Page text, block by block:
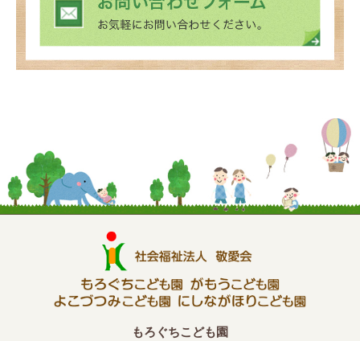
もろぐちこども園